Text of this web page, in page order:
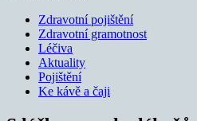
Zdravotní pojištění
Zdravotní gramotnost
Léčiva
Aktuality
Pojištění
Ke kávě a čaji